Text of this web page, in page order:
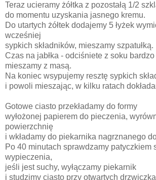
Teraz ucieramy żółtka z pozostałą 1/2
do momentu uzyskania jasnego kremu.
Do utartych żółtek dodajemy 5 łyżek
wcześniej
sypkich składników, mieszamy szpatułką.
Czas na jabłka - odciśniete z soku
mieszamy z masą.
Na koniec wsypujemy resztę sypkich
i powoli mieszając, w kilku ratach
Gotowe ciasto przekładamy do formy
wyłożonej papierem do pieczenia,
powierzchnię
i wkładamy do piekarnika nagrznanego
Po 40 minutach sprawdzamy patyczkiem
wypieczenia,
jeśli jest suchy, wyłączamy piekarnik
i studzimy ciasto przy otwartych